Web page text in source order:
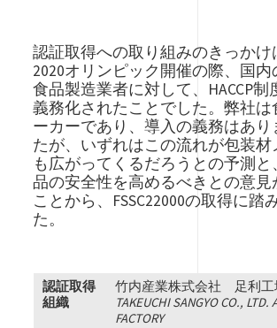
認証取得への取り組みのきっかけ
2020オリンピック開催の際、国内
食品製造業者に対して、HACCP制
義務化されたことでした。弊社は
ーカーであり、導入の義務はあり
たが、いずれはこの流れが包装材
も広がってくるだろうとの予測と
品の安全性を高めるべきとの意見
ことから、FSSC22000の取得に踏
た。
認証取得
組織
竹内産業株式会社 足利工
TAKEUCHI SANGYO CO., LTD.
FACTORY